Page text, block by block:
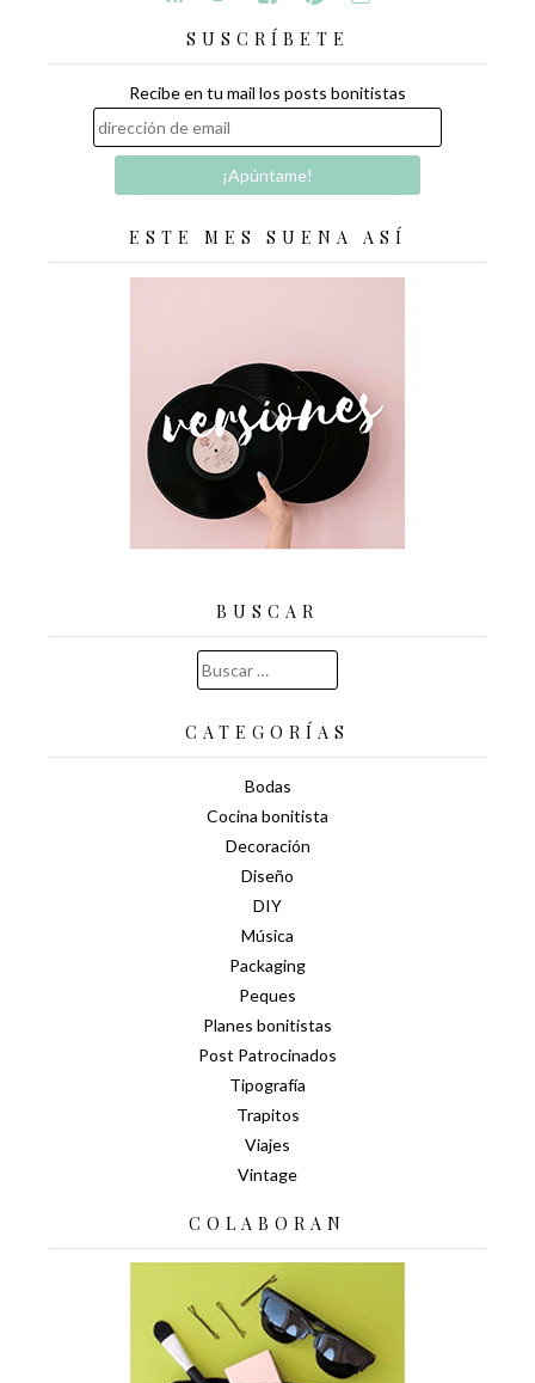
SUSCRÍBETE
Recibe en tu mail los posts bonitistas
ESTE MES SUENA ASÍ
BUSCAR
Buscar:
CATEGORÍAS
Bodas
Cocina bonitista
Decoración
Diseño
DIY
Música
Packaging
Peques
Planes bonitistas
Post Patrocinados
Tipografía
Trapitos
Viajes
Vintage
COLABORAN